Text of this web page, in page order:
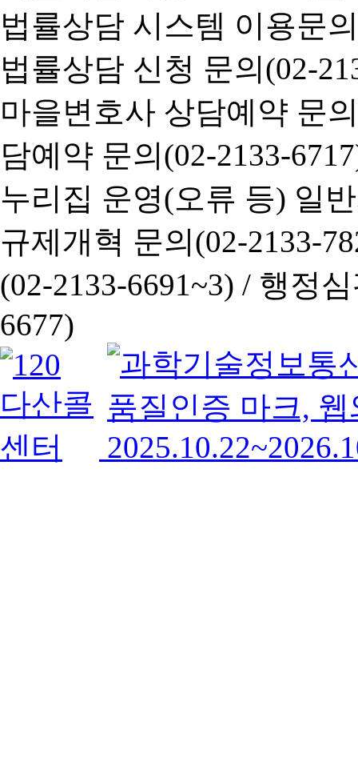
법률상담 시스템 이용문
법률상담 신청 문의(02-
마을변호사 상담예약 문
담예약 문의(02-2133-
누리집 운영(오류 등) 일
규제개혁 문의(02-2133-
(02-2133-6691~3) / 행정심
6677)